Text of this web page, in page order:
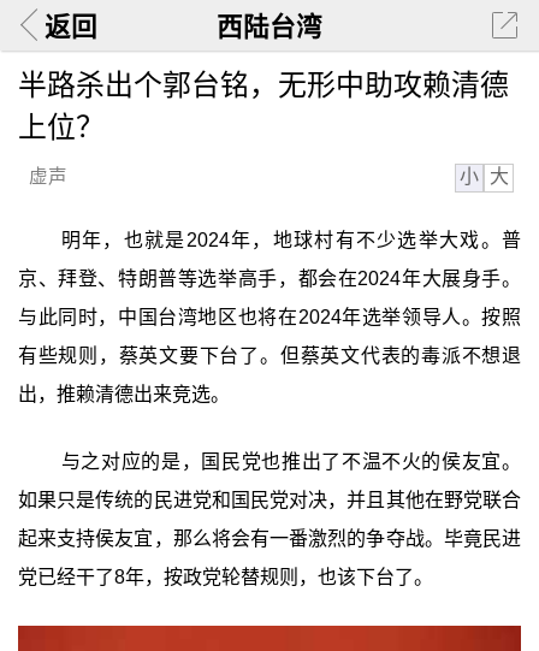
返回 西陆台湾
半路杀出个郭台铭，无形中助攻赖清德
上位？
虚声 小 大
明年，也就是2024年，地球村有不少选举大戏。普
京、拜登、特朗普等选举高手，都会在2024年大展身手。
与此同时，中国台湾地区也将在2024年选举领导人。按照
有些规则，蔡英文要下台了。但蔡英文代表的毒派不想退
出，推赖清德出来竞选。
与之对应的是，国民党也推出了不温不火的侯友宜。
如果只是传统的民进党和国民党对决，并且其他在野党联合
起来支持侯友宜，那么将会有一番激烈的争夺战。毕竟民进
党已经干了8年，按政党轮替规则，也该下台了。